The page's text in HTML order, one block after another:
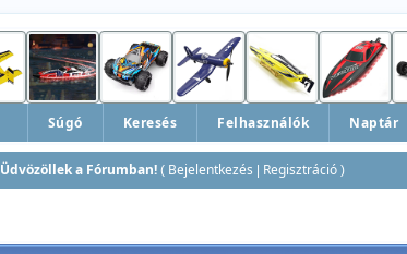
Súgó Keresés Felhasználók Naptár
Üdvözöllek a Fórumban! ( Bejelentkezés Regisztráció )